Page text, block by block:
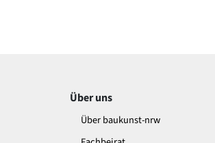
Über uns
Über baukunst-nrw